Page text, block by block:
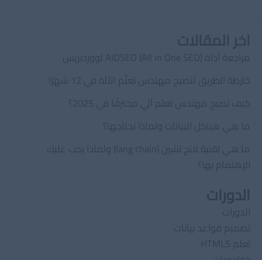
مراجعة أداة AIOSEO (All in One SEO) لووردبريس
خارطة الطريق لتصبح مهندس تعلّم الآلة في 12 شهرًا
كيف تصبح مهندس تعلم آلي محترفًا في 2025؟
ما هي هياكل البيانات ولماذا نحتاجها؟
ما هي تقنية لانج تشين (lang chain) ولماذا يجب عليك
الإهتمام بها؟
الدورات
الدورات
تصميم قواعد بيانات
تعلم HTML5